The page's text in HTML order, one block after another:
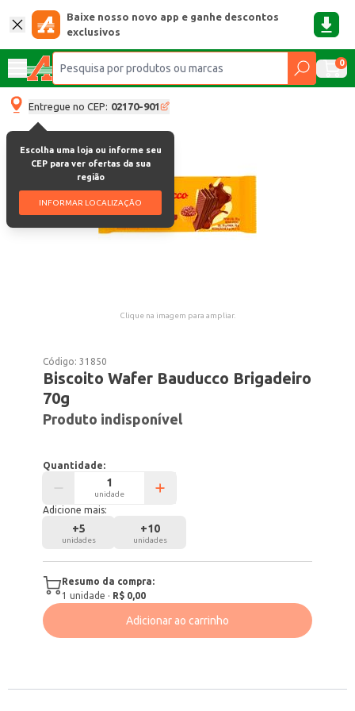
Baixe nosso novo app e ganhe descontos
exclusivos
0
Entregue no CEP: 02170-901
Escolha uma loja ou informe seu
CEP para ver ofertas da sua
região
INFORMAR LOCALIZAÇÃO
Clique na imagem para ampliar.
Código:31850
Biscoito Wafer Bauducco Brigadeiro
70g
Produto indisponível
Quantidade:
unidade
Adicione mais:
+5
unidades
+10
unidades
Resumo da compra:
1 unidade · R$ 0,00
Adicionar ao carrinho